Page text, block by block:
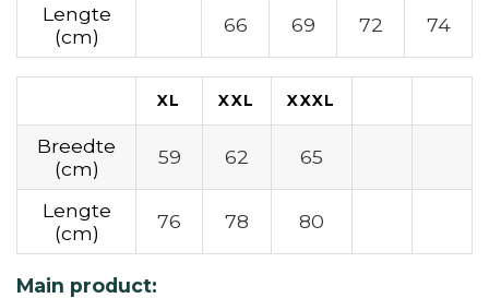
Lengte
(cm)
66 69 72 74
XL XXL XXXL
Breedte
(cm)
59 62 65
Lengte
(cm)
76 78 80
Main product: